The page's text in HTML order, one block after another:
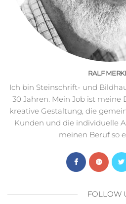
RALF
Ich bin Steinschrift- und
30 Jahren. Mein Job ist meine
kreative Gestaltung, die
Kunden und die individuelle
meinen Beruf so
FOLLOW